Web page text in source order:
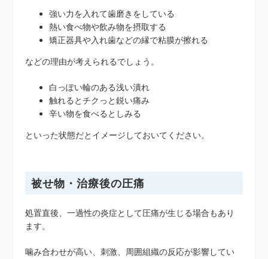
強い力を入れて歯磨きをしている
熱い食べ物や飲み物を摂取する
矯正器具や入れ歯などの縁で粘膜が擦れる
などの理由が考えられるでしょう。
白っぽい輪のある浅い潰れ
触れるとチクっと鋭い痛み
辛い物を食べるとしみる
といった状態だとイメージしておいてください。
被せ物・治療後の圧痛
処置直後、一過性の炎症として圧痛が生じる場合もあり
ます。
噛み合わせが高い、刺激、周囲組織の反応が影響してい